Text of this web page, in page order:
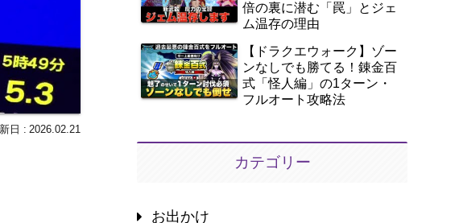
2026.02.21
倍の裏に潜む「罠」とジェ
ム温存の理由
【ドラクエウォーク】ゾー
ンなしでも勝てる！錬金百
式「怪人編」の1ターン・
フルオート攻略法
カテゴリー
お出かけ